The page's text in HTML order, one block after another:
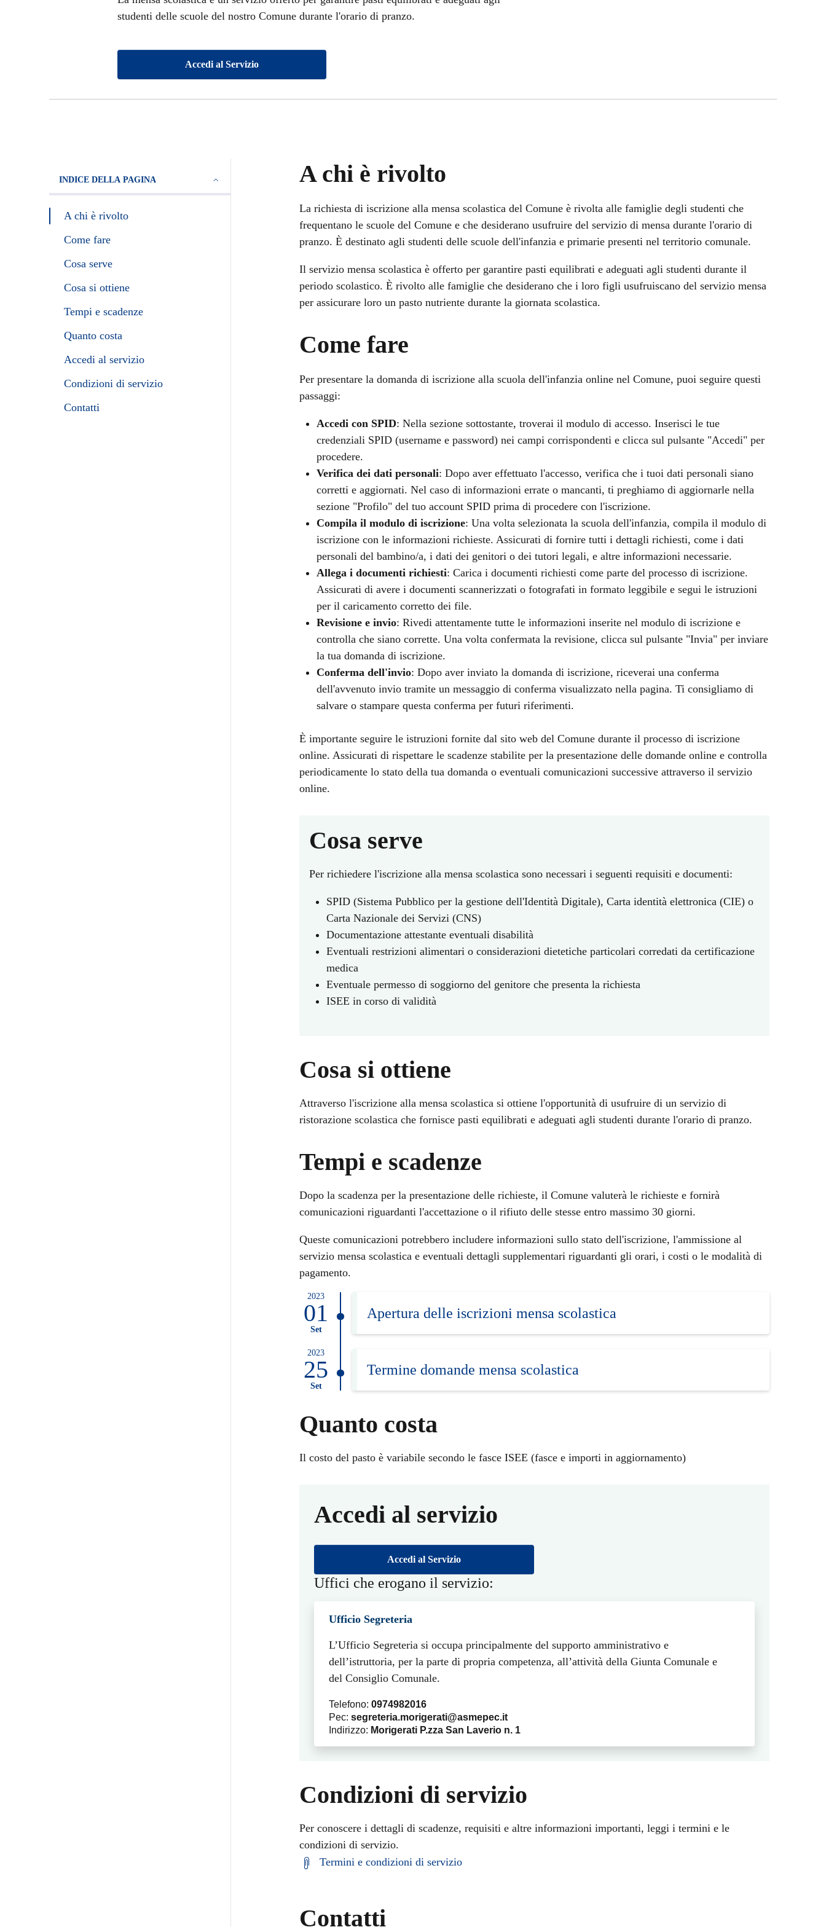
studenti delle scuole del nostro Comune durante l'orario di pranzo.
Accedi al Servizio
INDICE DELLA PAGINA
A chi è rivolto
Come fare
Cosa serve
Cosa si ottiene
Tempi e scadenze
Quanto costa
Accedi al servizio
Condizioni di servizio
Contatti
A chi è rivolto
La richiesta di iscrizione alla mensa scolastica del Comune è rivolta alle famiglie degli studenti che
frequentano le scuole del Comune e che desiderano usufruire del servizio di mensa durante l'orario di
pranzo. È destinato agli studenti delle scuole dell'infanzia e primarie presenti nel territorio comunale.
Il servizio mensa scolastica è offerto per garantire pasti equilibrati e adeguati agli studenti durante il
periodo scolastico. È rivolto alle famiglie che desiderano che i loro figli usufruiscano del servizio mensa
per assicurare loro un pasto nutriente durante la giornata scolastica.
Come fare
Per presentare la domanda di iscrizione alla scuola dell'infanzia online nel Comune, puoi seguire questi
passaggi:
Accedi con SPID: Nella sezione sottostante, troverai il modulo di accesso. Inserisci le tue
credenziali SPID (username e password) nei campi corrispondenti e clicca sul pulsante "Accedi" per
procedere.
Verifica dei dati personali: Dopo aver effettuato l'accesso, verifica che i tuoi dati personali siano
corretti e aggiornati. Nel caso di informazioni errate o mancanti, ti preghiamo di aggiornarle nella
sezione "Profilo" del tuo account SPID prima di procedere con l'iscrizione.
Compila il modulo di iscrizione: Una volta selezionata la scuola dell'infanzia, compila il modulo di
iscrizione con le informazioni richieste. Assicurati di fornire tutti i dettagli richiesti, come i dati
personali del bambino/a, i dati dei genitori o dei tutori legali, e altre informazioni necessarie.
Allega i documenti richiesti: Carica i documenti richiesti come parte del processo di iscrizione.
Assicurati di avere i documenti scannerizzati o fotografati in formato leggibile e segui le istruzioni
per il caricamento corretto dei file.
Revisione e invio: Rivedi attentamente tutte le informazioni inserite nel modulo di iscrizione e
controlla che siano corrette. Una volta confermata la revisione, clicca sul pulsante "Invia" per inviare
la tua domanda di iscrizione.
Conferma dell'invio: Dopo aver inviato la domanda di iscrizione, riceverai una conferma
dell'avvenuto invio tramite un messaggio di conferma visualizzato nella pagina. Ti consigliamo di
salvare o stampare questa conferma per futuri riferimenti.
È importante seguire le istruzioni fornite dal sito web del Comune durante il processo di iscrizione
online. Assicurati di rispettare le scadenze stabilite per la presentazione delle domande online e controlla
periodicamente lo stato della tua domanda o eventuali comunicazioni successive attraverso il servizio
online.
Cosa serve
Per richiedere l'iscrizione alla mensa scolastica sono necessari i seguenti requisiti e documenti:
SPID (Sistema Pubblico per la gestione dell'Identità Digitale), Carta identità elettronica (CIE) o
Carta Nazionale dei Servizi (CNS)
Documentazione attestante eventuali disabilità
Eventuali restrizioni alimentari o considerazioni dietetiche particolari corredati da certificazione
medica
Eventuale permesso di soggiorno del genitore che presenta la richiesta
ISEE in corso di validità
Cosa si ottiene
Attraverso l'iscrizione alla mensa scolastica si ottiene l'opportunità di usufruire di un servizio di
ristorazione scolastica che fornisce pasti equilibrati e adeguati agli studenti durante l'orario di pranzo.
Tempi e scadenze
Dopo la scadenza per la presentazione delle richieste, il Comune valuterà le richieste e fornirà
comunicazioni riguardanti l'accettazione o il rifiuto delle stesse entro massimo 30 giorni.
Queste comunicazioni potrebbero includere informazioni sullo stato dell'iscrizione, l'ammissione al
servizio mensa scolastica e eventuali dettagli supplementari riguardanti gli orari, i costi o le modalità di
pagamento.
2023
01
Set
Apertura delle iscrizioni mensa scolastica
2023
25
Set
Termine domande mensa scolastica
Quanto costa
Il costo del pasto è variabile secondo le fasce ISEE (fasce e importi in aggiornamento)
Accedi al servizio
Accedi al Servizio
Uffici che erogano il servizio:
Ufficio Segreteria
L’Ufficio Segreteria si occupa principalmente del supporto amministrativo e
dell’istruttoria, per la parte di propria competenza, all’attività della Giunta Comunale e
del Consiglio Comunale.
Telefono: 0974982016
Pec: segreteria.morigerati@asmepec.it
Indirizzo: Morigerati P.zza San Laverio n. 1
Condizioni di servizio
Per conoscere i dettagli di scadenze, requisiti e altre informazioni importanti, leggi i termini e le
condizioni di servizio.
Termini e condizioni di servizio
Contatti